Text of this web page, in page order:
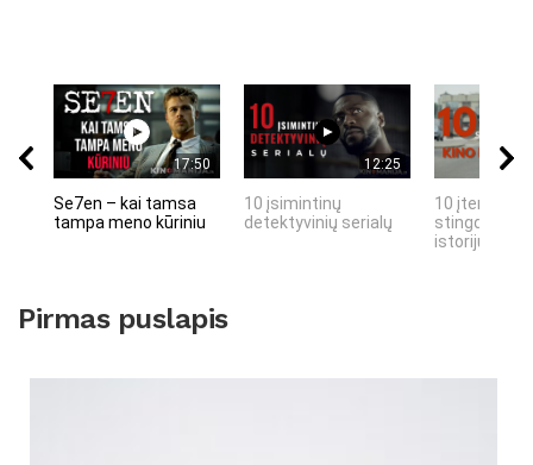
17:50
Se7en – kai tamsa
tampa meno kūriniu
12:25
10 įsimintinų
detektyvinių serialų
10 įtemptų,
stingdančių
istorijų
Pirmas puslapis